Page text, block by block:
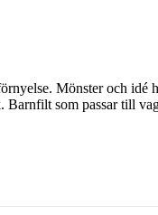
Mönster och
som passar till